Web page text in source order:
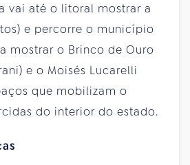
vai até o litoral mostrar a
e percorre o município
mostrar o Brinco de Ouro
e o Moisés Lucarelli
que mobilizam o
do interior do estado.